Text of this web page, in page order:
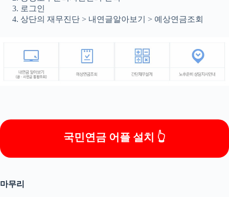
로그인
상단의 재무진단 > 내연글알아보기 > 예상연금조회
국민연금 어플 설치 👆
마무리